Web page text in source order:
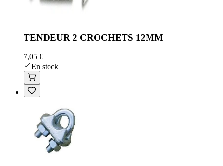
TENDEUR 2 CROCHETS 12MM
7,05 €
En stock